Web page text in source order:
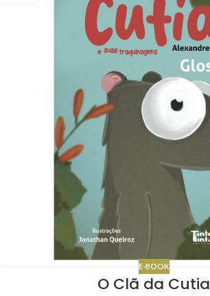
E-BOOK
O Clã da Cutia